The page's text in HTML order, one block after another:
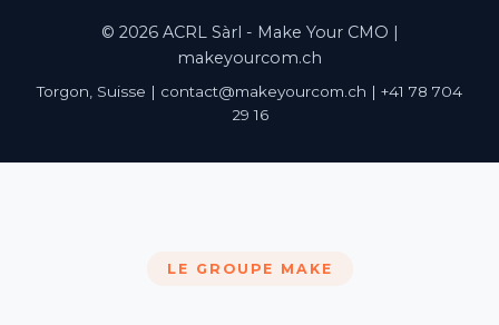
© 2026 ACRL Sàrl - Make Your CMO |
makeyourcom.ch
Torgon, Suisse | contact@makeyourcom.ch | +41 78 704
29 16
LE GROUPE MAKE